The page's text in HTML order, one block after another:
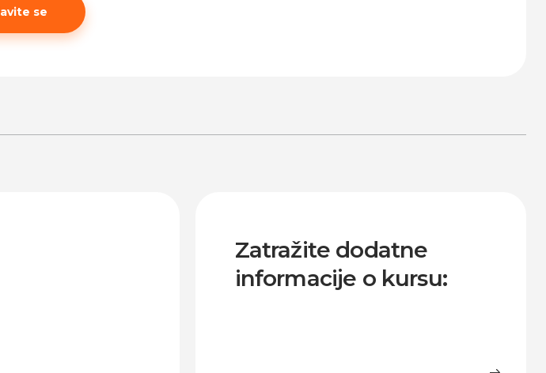
se
Zatražite dodatne
informacije o kursu: